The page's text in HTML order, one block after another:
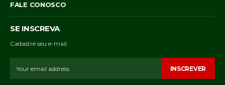
FALE CONOSCO
SE INSCREVA
Cadastre seu e-mail.
INSCREVER